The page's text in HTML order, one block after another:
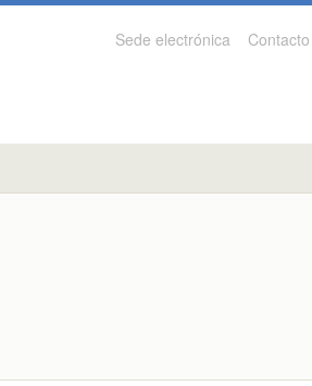
Sede electrónica Contacto